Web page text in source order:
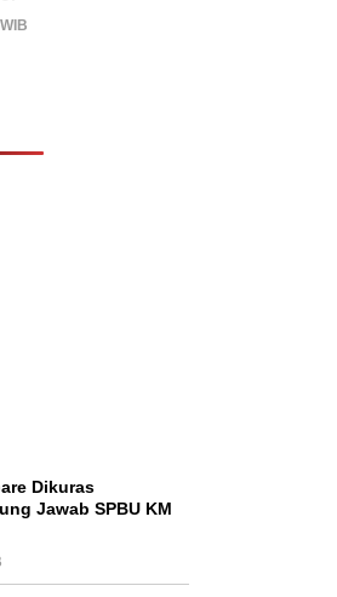
Dikuras
Jawab SPBU KM